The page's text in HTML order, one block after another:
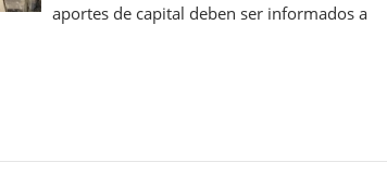
aportes de capital deben ser informados a